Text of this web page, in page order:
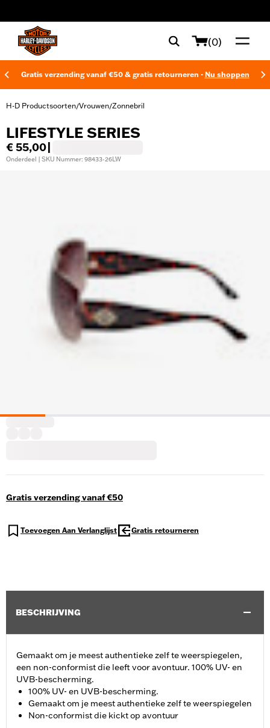
(0)
Gratis verzending vanaf €50 & gratis retourneren - Nu shoppen
H-D Productsoorten/Vrouwen/Zonnebril
LIFESTYLE SERIES
€ 55,00
Onderdeel | SKU Nummer: 98433-26LW
Gratis verzending vanaf €50
Toevoegen Aan Verlanglijst Gratis retourneren
BESCHRIJVING
Gemaakt om je meest authentieke zelf te weerspiegelen,
een non-conformist die leeft voor avontuur. 100% UV- en
UVB-bescherming.
100% UV- en UVB-bescherming.
Gemaakt om je meest authentieke zelf te weerspiegelen
Non-conformist die kickt op avontuur